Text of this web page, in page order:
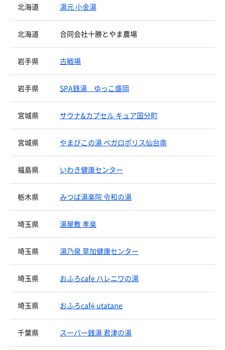
北海道 湯元 小金湯
北海道 合同会社十勝とやま農場
岩手県 古戦場
岩手県 SPA銭湯 ゆっこ盛岡
宮城県 サウナ&カプセル キュア国分町
宮城県 やまびこの湯 ベガロポリス仙台南
福島県 いわき健康センター
栃木県 みつば湯楽院 令和の湯
埼玉県 湯屋敷 孝楽
埼玉県 湯乃泉 草加健康センター
埼玉県 おふろcafe ハレニワの湯
埼玉県 おふろcafé utatane
千葉県 スーパー銭湯 君津の湯